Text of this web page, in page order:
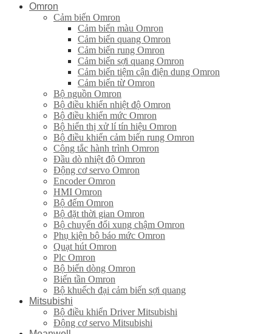
Omron
Cảm biến Omron
Cảm biến màu Omron
Cảm biến quang Omron
Cảm biến rung Omron
Cảm biến sợi quang Omron
Cảm biến tiệm cận điện dung Omron
Cảm biến từ Omron
Bộ nguồn Omron
Bộ điều khiển nhiệt độ Omron
Bộ điều khiển mức Omron
Bộ hiển thị xử lí tín hiệu Omron
Bộ điều khiển cảm biến rung Omron
Công tắc hành trình Omron
Đầu dò nhiệt độ Omron
Động cơ servo Omron
Encoder Omron
HMI Omron
Bộ đếm Omron
Bộ đặt thời gian Omron
Bộ chuyển đổi xung chậm Omron
Phụ kiện bộ báo mức Omron
Quạt hút Omron
Plc Omron
Bộ biến dòng Omron
Biến tần Omron
Bộ khuếch đại cảm biến sợi quang
Mitsubishi
Bộ điều khiển Driver Mitsubishi
Động cơ servo Mitsubishi